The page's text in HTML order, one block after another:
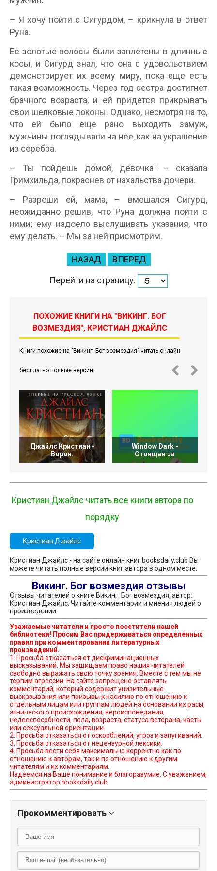
– Я хочу пойти с Сигурдом, – крикнула в ответ
Руна.
Ее золотые волосы были заплетены в длинные
косы, и Сигурд знал, что она с удовольствием
демонстрирует их всему миру, пока еще есть
такая возможность. Через год сестра достигнет
брачного возраста, и ей придется прикрывать
свои шелковые локоны. Однако, несмотря на то,
что ей было еще рано выходить замуж,
мужчины поглядывали на нее, как на украшение
из серебра.
– Ты пойдешь домой, девочка! – сказала
Гримхильда, покраснев от нахальства дочери.
– Разреши ей, мама, – вмешался Сигурд,
неожиданно решив, что Руна должна пойти с
ними; ему надоело выслушивать указания, что
ему делать. – Мы за ней присмотрим.
НАЗАД ВПЕРЕД
Перейти на страницу:
ПОХОЖИЕ КНИГИ НА "ВИКИНГ. БОГ
ВОЗМЕЗДИЯ", КРИСТИАН ДЖАЙЛС
Книги похожие на "Викинг. Бог возмездия" читать онлайн
бесплатно полные версии.
Джайлс Кристиан -
Ворон.
Window Dark -
Стоящая за
Кристиан Джайлс читать все книги автора по
порядку
Кристиан Джайлс
Кристиан Джайлс - на сайте онлайн книг booksdaily.club Вы
можете читать полные версии книг автора в одном месте.
Викинг. Бог возмездия отзывы
Отзывы читателей о книге Викинг. Бог возмездия, автор:
Кристиан Джайлс. Читайте комментарии и мнения людей о
произведении.
Уважаемые читатели и просто посетители нашей
библиотеки! Просим Вас придерживаться определенных
правил при комментировании литературных
произведений.
1. Просьба отказаться от дискриминационных
высказываний. Мы защищаем право наших читателей
свободно выражать свою точку зрения. Вместе с тем мы не
терпим агрессии. На сайте запрещено оставлять
комментарий, который содержит унизительные
высказывания или призывы к насилию по отношению к
отдельным лицам или группам людей на основании их расы,
этнического происхождения, вероисповедания,
недееспособности, пола, возраста, статуса ветерана, касты
или сексуальной ориентации.
2. Просьба отказаться от оскорблений, угроз и запугиваний.
3. Просьба отказаться от нецензурной лексики.
4. Просьба вести себя максимально корректно как по
отношению к авторам, так и по отношению к другим
читателям и их комментариям.
Надеемся на Ваше понимание и благоразумие. С уважением,
администратор booksdaily.club
Прокомментировать